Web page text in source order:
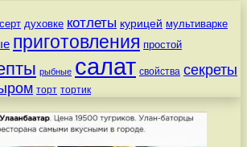
духовке котлеты курицей мультиварке
приготовления простой
рыбные салат свойства секреты
торт тортик